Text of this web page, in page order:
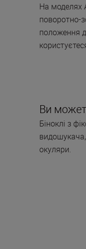
На моделях
поворотно-
положення
Ви
Біноклі з
окуляри.